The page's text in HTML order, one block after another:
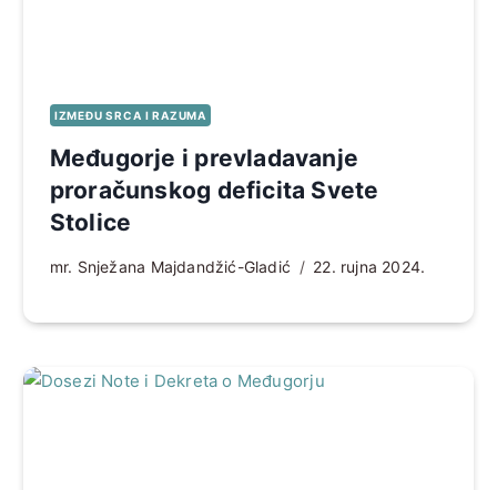
IZMEĐU SRCA I RAZUMA
Međugorje i prevladavanje
proračunskog deficita Svete
Stolice
mr. Snježana Majdandžić-Gladić 22. rujna 2024.